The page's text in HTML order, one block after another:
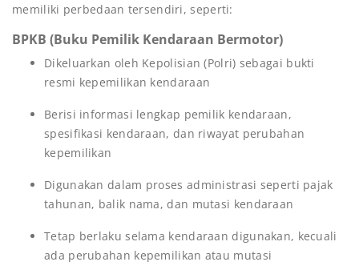
memiliki perbedaan tersendiri, seperti:
BPKB (Buku Pemilik Kendaraan Bermotor)
Dikeluarkan oleh Kepolisian (Polri) sebagai bukti
resmi kepemilikan kendaraan
Berisi informasi lengkap pemilik kendaraan,
spesifikasi kendaraan, dan riwayat perubahan
kepemilikan
Digunakan dalam proses administrasi seperti pajak
tahunan, balik nama, dan mutasi kendaraan
Tetap berlaku selama kendaraan digunakan, kecuali
ada perubahan kepemilikan atau mutasi